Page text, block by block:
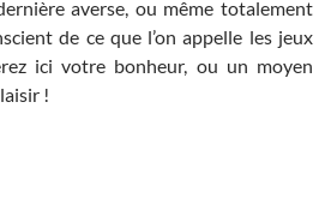
averse, ou même totalement
de ce que l’on appelle les jeux
ici votre bonheur, ou un moyen
!